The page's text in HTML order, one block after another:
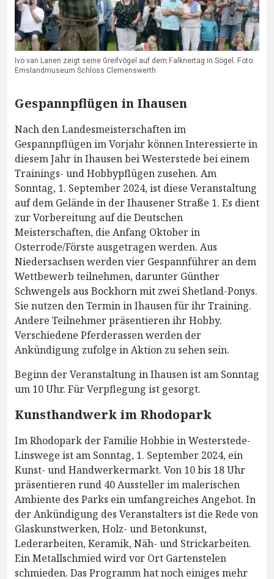
Ivo van Lanen zeigt seine Greifvögel auf dem Falknertag in Sögel. Foto:
Emslandmuseum Schloss Clemenswerth
Gespannpflügen in Ihausen
Nach den Landesmeisterschaften im
Gespannpflügen im Vorjahr können Interessierte in
diesem Jahr in Ihausen bei Westerstede bei einem
Trainings- und Hobbypflügen zusehen. Am
Sonntag, 1. September 2024, ist diese Veranstaltung
auf dem Gelände in der Ihausener Straße 1. Es dient
zur Vorbereitung auf die Deutschen
Meisterschaften, die Anfang Oktober in
Osterrode/Förste ausgetragen werden. Aus
Niedersachsen werden vier Gespannführer an dem
Wettbewerb teilnehmen, darunter Günther
Schwengels aus Bockhorn mit zwei Shetland-Ponys.
Sie nutzen den Termin in Ihausen für ihr Training.
Andere Teilnehmer präsentieren ihr Hobby.
Verschiedene Pferderassen werden der
Ankündigung zufolge in Aktion zu sehen sein.
Beginn der Veranstaltung in Ihausen ist am Sonntag
um 10 Uhr. Für Verpflegung ist gesorgt.
Kunsthandwerk im Rhodopark
Im Rhodopark der Familie Hobbie in Westerstede-
Linswege ist am Sonntag, 1. September 2024, ein
Kunst- und Handwerkermarkt. Von 10 bis 18 Uhr
präsentieren rund 40 Aussteller im malerischen
Ambiente des Parks ein umfangreiches Angebot. In
der Ankündigung des Veranstalters ist die Rede von
Glaskunstwerken, Holz- und Betonkunst,
Lederarbeiten, Keramik, Näh- und Strickarbeiten.
Ein Metallschmied wird vor Ort Gartenstelen
schmieden. Das Programm hat noch einiges mehr